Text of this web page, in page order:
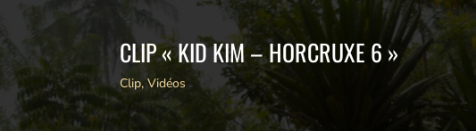
CLIP « KID KIM – HORCRUXE 6 »
Clip,Vidéos